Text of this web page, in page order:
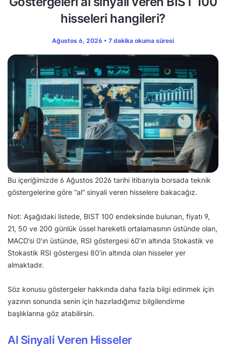
hisseleri hangileri?
Ağustos 6, 2026 • 7 dakika okuma süresi
Bu içeriğimizde 6 Ağustos 2026 tarihi itibarıyla borsada teknik
göstergelerine göre “al” sinyali veren hisselere bakacağız.
Not: Aşağıdaki listede, BIST 100 endeksinde bulunan, fiyatı 9,
21, 50 ve 200 günlük üssel hareketli ortalamasının üstünde olan,
MACD’si 0’ın üstünde, RSI göstergesi 60’ın altında Stokastik ve
Stokastik RSI göstergesi 80’in altında olan hisseler yer
almaktadır.
Söz konusu göstergeler hakkında daha fazla bilgi edinmek için
yazının sonunda senin için hazırladığımız bilgilendirme
başlıklarına göz atabilirsin.
Al Sinyali Veren Hisseler